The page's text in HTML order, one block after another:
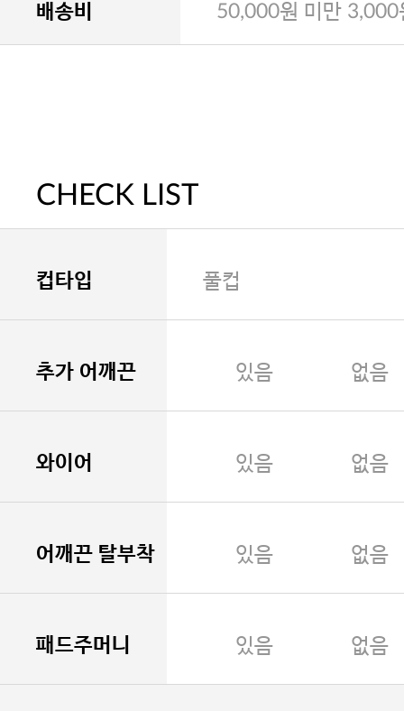
배송비 50,000원 미만 3,000
CHECK LIST
컵타입 풀컵
추가 어깨끈 있음 없음
와이어 있음 없음
어깨끈 탈부착 있음 없음
패드주머니 있음 없음